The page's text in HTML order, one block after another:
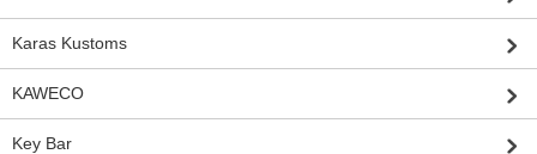
Karas Kustoms
KAWECO
Key Bar